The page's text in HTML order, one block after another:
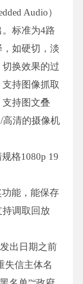
Audio）
标准为4路
如硬切，淡
换效果的过
持图像抓取
持图文叠
高清的摄像机
格1080p 19
能，能保存
调取回放
出日期之前
失信主体名